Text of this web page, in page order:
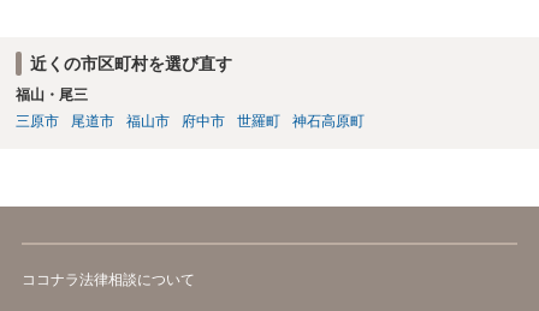
近くの市区町村を選び直す
福山・尾三
三原市
尾道市 福山市 府中市 世羅町 神石高原町
ココナラ法律相談について